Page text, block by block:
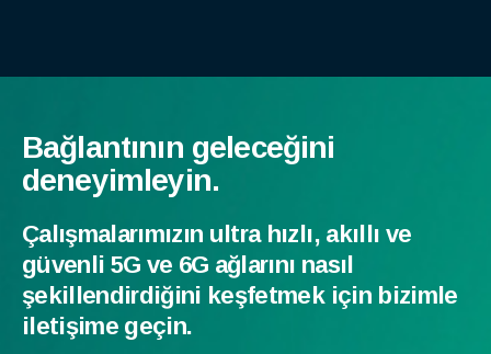
Bağlantının geleceğini
deneyimleyin.
Çalışmalarımızın ultra hızlı, akıllı ve
güvenli 5G ve 6G ağlarını nasıl
şekillendirdiğini keşfetmek için bizimle
iletişime geçin.